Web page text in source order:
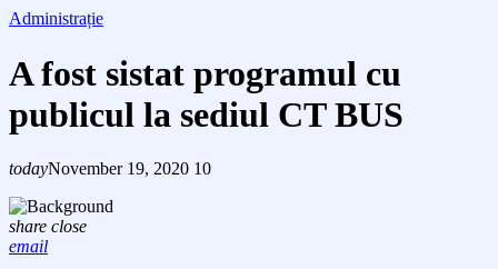
Administrație
A fost sistat programul cu
publicul la sediul CT BUS
todayNovember 19, 2020 10
share close
email